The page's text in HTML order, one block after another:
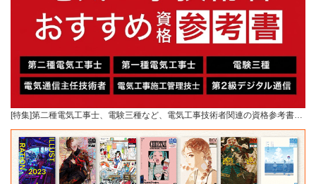
[特集]第二種電気工事士、電験三種など、電気工事技術者関連の資格参考書…